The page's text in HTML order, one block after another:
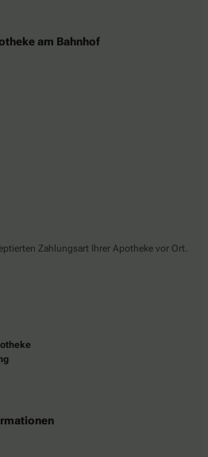
am Bahnhof
Zahlungsart Ihrer Apotheke vor Ort.